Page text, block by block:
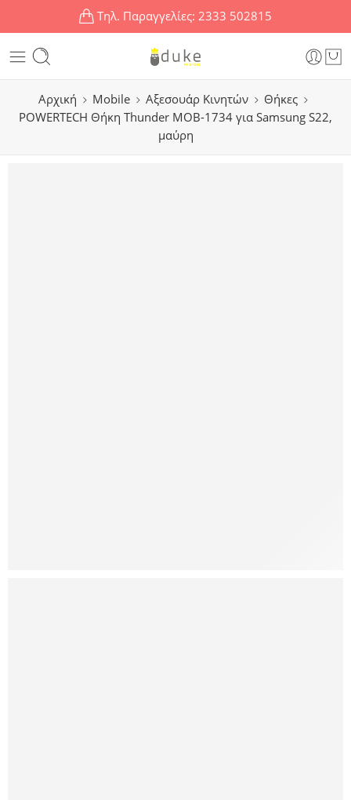
Τηλ. Παραγγελίες: 2333 502815
Αρχική Mobile Αξεσουάρ Κινητών
Θήκες
POWERTECH Θήκη Thunder MOB-1734 για Samsung S22,
μαύρη